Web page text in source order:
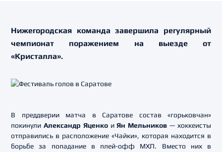
Нижегородская команда завершила регулярный
чемпионат поражением на выезде от
«Кристалла».
В преддверии матча в Саратове состав «горьковчан»
покинули Александр ЯценкоиЯн Мельников — хоккеисты
отправились в расположение «Чайки», которая находится в
борьбе за попадание в плей-офф МХЛ. Вместо них в